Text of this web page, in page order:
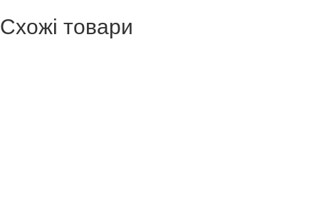
Схожі товари